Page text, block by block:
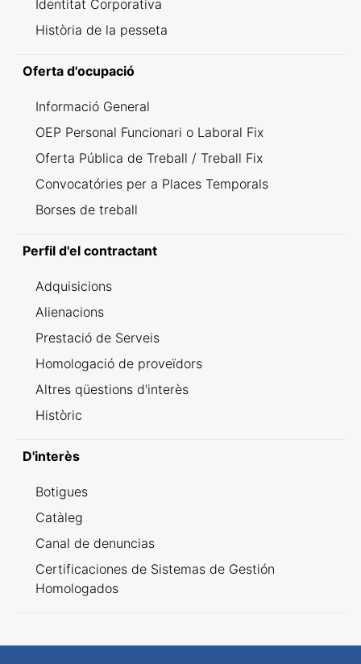
Identitat Corporativa
Història de la pesseta
Oferta d'ocupació
Informació General
OEP Personal Funcionari o Laboral Fix
Oferta Pública de Treball / Treball Fix
Convocatóries per a Places Temporals
Borses de treball
Perfil d'el contractant
Adquisicions
Alienacions
Prestació de Serveis
Homologació de proveïdors
Altres qüestions d'interès
Històric
D'interès
Botigues
Catàleg
Canal de denuncias
Certificaciones de Sistemas de Gestión
Homologados